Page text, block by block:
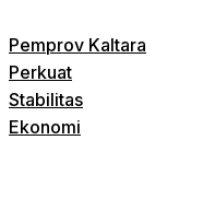
Pemprov Kaltara
Perkuat
Stabilitas
Ekonomi